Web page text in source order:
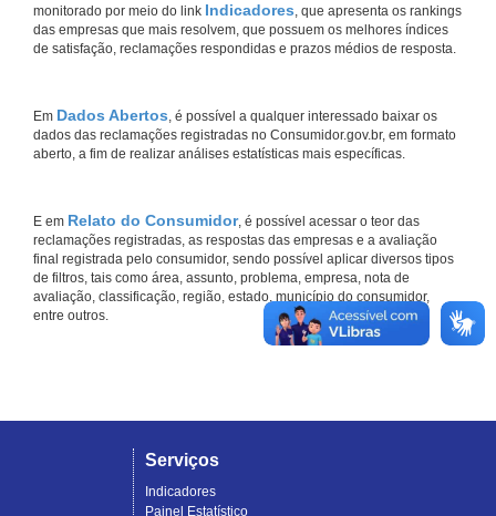
monitorado por meio do link Indicadores, que apresenta os rankings
das empresas que mais resolvem, que possuem os melhores índices
de satisfação, reclamações respondidas e prazos médios de resposta.
Em Dados Abertos, é possível a qualquer interessado baixar os
dados das reclamações registradas no Consumidor.gov.br, em formato
aberto, a fim de realizar análises estatísticas mais específicas.
E em Relato do Consumidor, é possível acessar o teor das
reclamações registradas, as respostas das empresas e a avaliação
final registrada pelo consumidor, sendo possível aplicar diversos tipos
de filtros, tais como área, assunto, problema, empresa, nota de
avaliação, classificação, região, estado, município do consumidor,
entre outros.
Serviços
Indicadores
Painel Estatístico